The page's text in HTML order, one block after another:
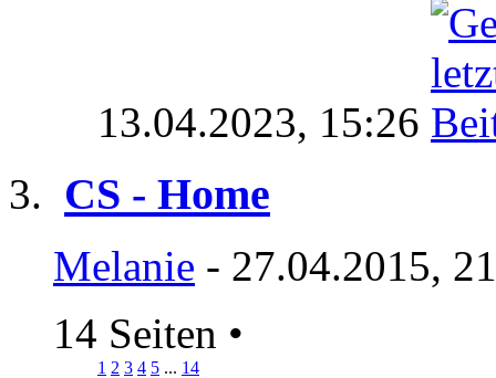
13.04.2023, 15:26
CS - Home
Melanie - 27.04.2015,
14 Seiten •
1 2 3 4 5 ... 14